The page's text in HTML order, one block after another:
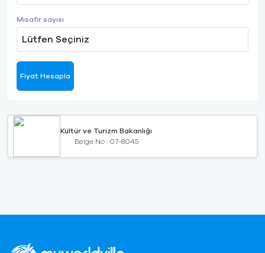
Misafir sayısı
Lütfen Seçiniz
Fiyat Hesapla
Kültür ve Turizm Bakanlığı
Belge No : 07-8045